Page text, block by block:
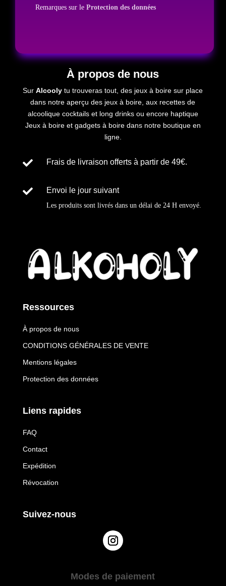
Remarques sur le Protection des données
À propos de nous
SurAlcooly tu trouveras tout, des jeux à boire sur place
dans notre aperçu des jeux à boire, aux recettes de
alcooliquecocktails et long drinks ou encore haptique
Jeux à boire et gadgets à boire dans notre boutique en
ligne.
 Frais de livraison offerts à partir de 49€.
 Envoi le jour suivant
Les produits sont livrés dans un délai de 24 H envoyé.
Ressources
À propos de nous
CONDITIONS GÉNÉRALES DE VENTE
Mentions légales
Protection des données
Liens rapides
FAQ
Contact
Expédition
Révocation
Suivez-nous
Modes de paiement